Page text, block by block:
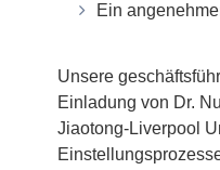
Ein
Unsere
Einladung von Dr.
Jiaotong-Liverpool